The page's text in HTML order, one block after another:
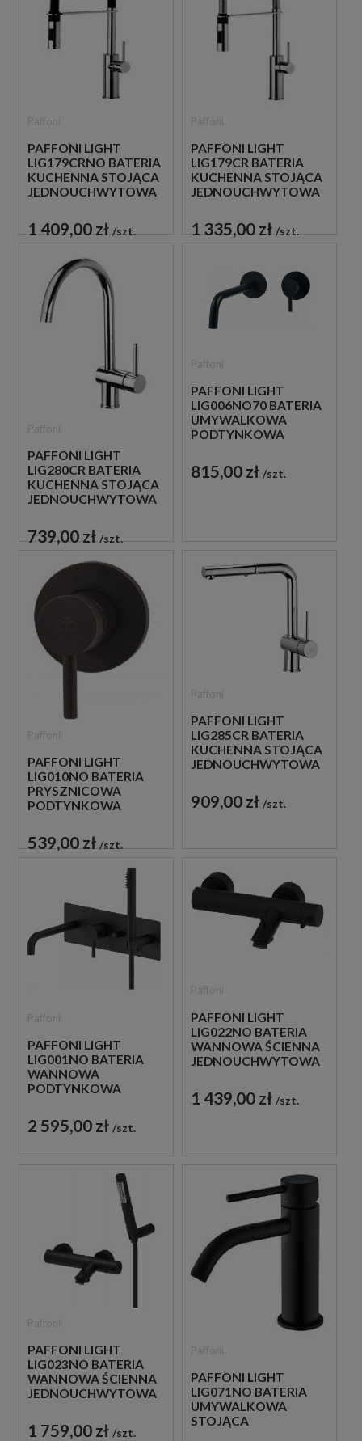
PAFFONI LIGHT
LIG179CRNO BATERIA
KUCHENNA STOJĄCA
JEDNOUCHWYTOWA
1 409,00 zł szt.
PAFFONI LIGHT
LIG179CR BATERIA
KUCHENNA STOJĄCA
JEDNOUCHWYTOWA
1 335,00 zł szt.
PAFFONI LIGHT
LIG280CR BATERIA
KUCHENNA STOJĄCA
JEDNOUCHWYTOWA
739,00 zł szt.
PAFFONI LIGHT
LIG006NO70 BATERIA
UMYWALKOWA
PODTYNKOWA
CZARNA
815,00 zł szt.
PAFFONI LIGHT
LIG010NO BATERIA
PRYSZNICOWA
PODTYNKOWA
CZARNA
539,00 zł szt.
PAFFONI LIGHT
LIG285CR BATERIA
KUCHENNA STOJĄCA
JEDNOUCHWYTOWA
909,00 zł szt.
PAFFONI LIGHT
LIG001NO BATERIA
WANNOWA
PODTYNKOWA
CZARNA
2 595,00 zł szt.
PAFFONI LIGHT
LIG022NO BATERIA
WANNOWA ŚCIENNA
JEDNOUCHWYTOWA
1 439,00 zł szt.
PAFFONI LIGHT
LIG023NO BATERIA
WANNOWA ŚCIENNA
JEDNOUCHWYTOWA
1 759,00 zł szt.
PAFFONI LIGHT
LIG071NO BATERIA
UMYWALKOWA
STOJĄCA